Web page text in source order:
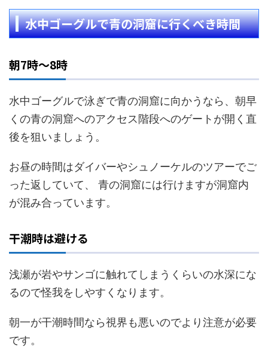
水中ゴーグルで青の洞窟に行くべき時間
朝7時〜8時
水中ゴーグルで泳ぎで青の洞窟に向かうなら、朝早
くの青の洞窟へのアクセス階段へのゲートが開く直
後を狙いましょう。
お昼の時間はダイバーやシュノーケルのツアーでご
った返していて、 青の洞窟には行けますが洞窟内
が混み合っています。
干潮時は避ける
浅瀬が岩やサンゴに触れてしまうくらいの水深にな
るので怪我をしやすくなります。
朝一が干潮時間なら視界も悪いのでより注意が必要
です。